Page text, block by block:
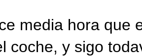
media hora que
coche, y sigo